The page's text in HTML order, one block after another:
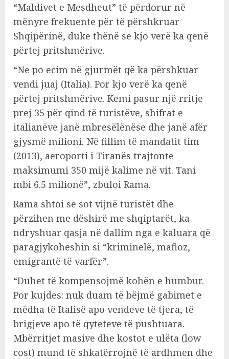
“Maldivet e Mesdheut” të përdorur në
mënyre frekuente për të përshkruar
Shqipërinë, duke thënë se kjo verë ka qenë
përtej pritshmërive.
“Ne po ecim në gjurmët që ka përshkuar
vendi juaj (Italia). Por kjo verë ka qenë
përtej pritshmërive. Kemi pasur një rritje
prej 35 për qind të turistëve, shifrat e
italianëve janë mbresëlënëse dhe janë afër
gjysmë milioni. Në fillim të mandatit tim
(2013), aeroporti i Tiranës trajtonte
maksimumi 350 mijë kalime në vit. Tani
mbi 6.5 milionë”, zbuloi Rama.
Rama shtoi se sot vijnë turistët dhe
përzihen me dëshirë me shqiptarët, ka
ndryshuar qasja në dallim nga e kaluara që
paragjykoheshin si “kriminelë, mafioz,
emigrantë të varfër”.
“Duhet të kompensojmë kohën e humbur.
Por kujdes: nuk duam të bëjmë gabimet e
mëdha të Italisë apo vendeve të tjera, të
brigjeve apo të qyteteve të pushtuara.
Mbërritjet masive dhe kostot e ulëta (low
cost) mund të shkatërrojnë të ardhmen dhe